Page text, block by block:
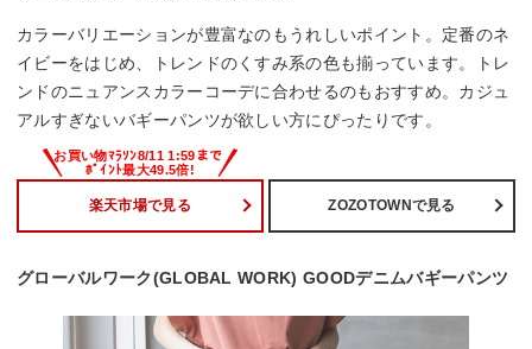
カラーバリエーションが豊富なのもうれしいポイント。定番のネ
イビーをはじめ、トレンドのくすみ系の色も揃っています。トレ
ンドのニュアンスカラーコーデに合わせるのもおすすめ。カジュ
アルすぎないバギーパンツが欲しい方にぴったりです。
楽天市場で見る ZOZOTOWNで見る
グローバルワーク(GLOBAL WORK) GOODデニムバギーパンツ